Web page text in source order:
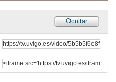
Ocultar Spot Escola de Enxeñería Industrial - EEI
Benvida